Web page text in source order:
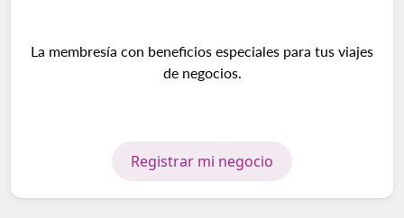
La membresía con beneficios especiales para tus viajes
de negocios.
Registrar mi negocio